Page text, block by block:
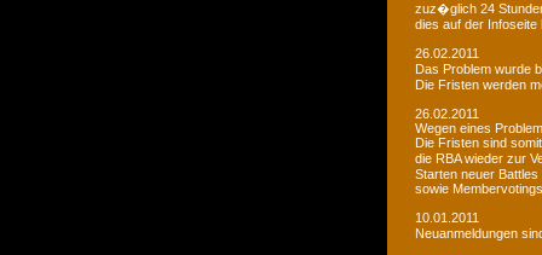
zuz�glich 24
dies auf der
26.02.2011
Das Problem wurde
Die Fristen werden
26.02.2011
Wegen eines
Die Fristen sind
die RBA wieder zur
Starten neuer Battles
sowie
10.01.2011
Neuanmeldungen